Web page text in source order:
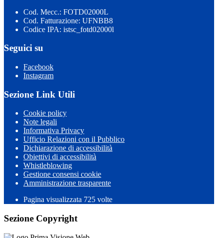
Cod. Mecc.: FOTD02000L
Cod. Fatturazione: UFNBB8
Codice IPA: istsc_fotd02000l
Seguici su
Facebook
Instagram
Sezione Link Utili
Cookie policy
Note legali
Informativa Privacy
Ufficio Relazioni con il Pubblico
Dichiarazione di accessibilità
Obiettivi di accessibilità
Whistleblowing
Gestione consensi cookie
Amministrazione trasparente
Pagina visualizzata 725 volte
Sezione Copyright